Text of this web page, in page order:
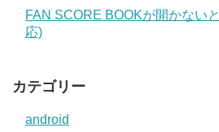
FAN SCORE BOOKが開かない
応)
カテゴリー
android